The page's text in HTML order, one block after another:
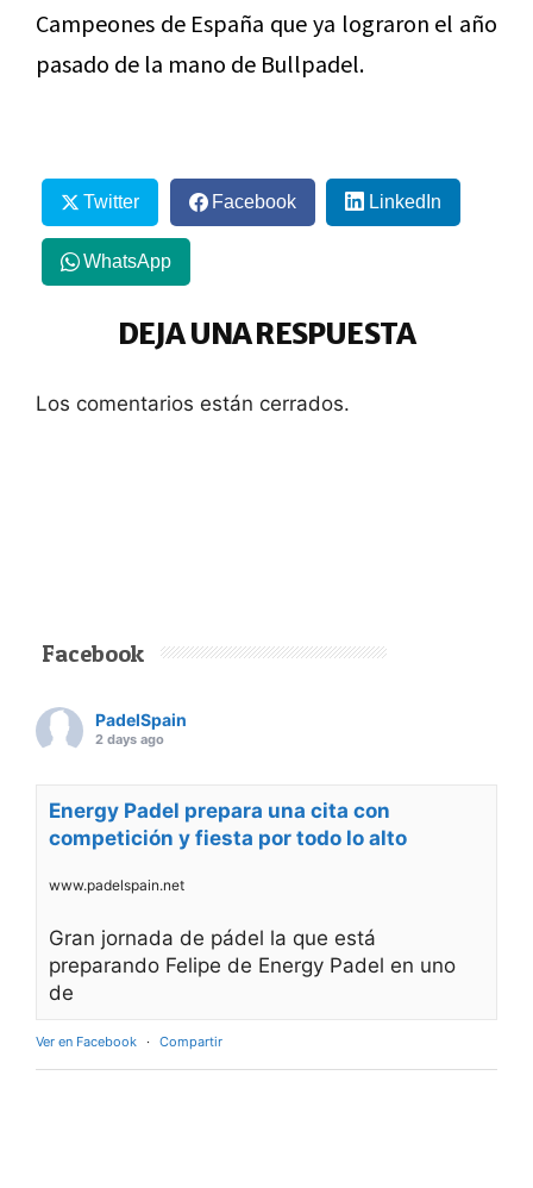
Campeones de España que ya lograron el año
pasado de la mano de Bullpadel.
Twitter Facebook LinkedIn
WhatsApp
DEJA UNA RESPUESTA
Los comentarios están cerrados.
Facebook
PadelSpain
2 days ago
Energy Padel prepara una cita con
competición y fiesta por todo lo alto
www.padelspain.net
Gran jornada de pádel la que está
preparando Felipe de Energy Padel en uno
de
Ver en Facebook · Compartir